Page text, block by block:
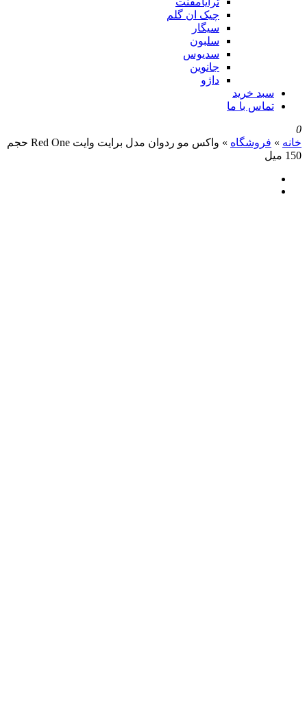
چیک ان گلم
سدیوس
خرید
با ما
» واکس مو ردوان مدل برایت وایت Red One حجم